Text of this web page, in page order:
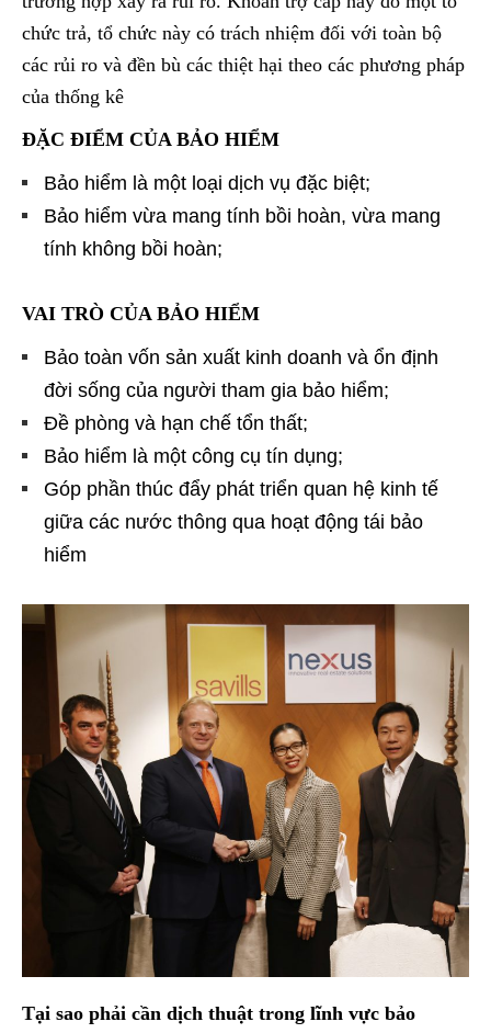
chức trả, tổ chức này có trách nhiệm đối với toàn bộ
các rủi ro và đền bù các thiệt hại theo các phương pháp
của thống kê
ĐẶC ĐIỂM CỦA BẢO HIỂM
Bảo hiểm là một loại dịch vụ đặc biệt;
Bảo hiểm vừa mang tính bồi hoàn, vừa mang
tính không bồi hoàn;
VAI TRÒ CỦA BẢO HIỂM
Bảo toàn vốn sản xuất kinh doanh và ổn định
đời sống của người tham gia bảo hiểm;
Đề phòng và hạn chế tổn thất;
Bảo hiểm là một công cụ tín dụng;
Góp phần thúc đẩy phát triển quan hệ kinh tế
giữa các nước thông qua hoạt động tái bảo
hiểm
Tại sao phải cần dịch thuật trong lĩnh vực bảo